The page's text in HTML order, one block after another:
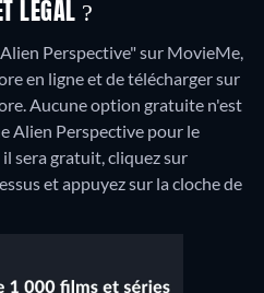
LÉGAL ?
Perspective" sur MovieMe,
en ligne et de télécharger sur
Aucune option gratuite n'est
Alien Perspective pour le
sera gratuit, cliquez sur
et appuyez sur la cloche de